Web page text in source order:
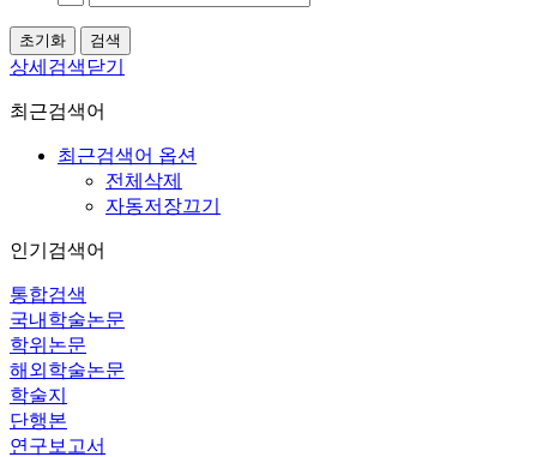
상세검색닫기
최근검색어
최근검색어 옵션
전체삭제
자동저장끄기
인기검색어
통합검색
국내학술논문
학위논문
해외학술논문
학술지
단행본
연구보고서